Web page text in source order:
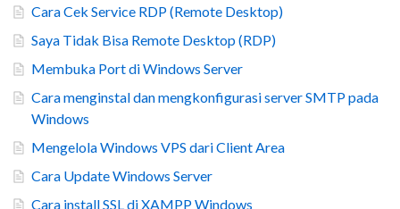
Cara Cek Service RDP (Remote Desktop)
Saya Tidak Bisa Remote Desktop (RDP)
Membuka Port di Windows Server
Cara menginstal dan mengkonfigurasi server SMTP pada
Windows
Mengelola Windows VPS dari Client Area
Cara Update Windows Server
Cara install SSL di XAMPP Windows